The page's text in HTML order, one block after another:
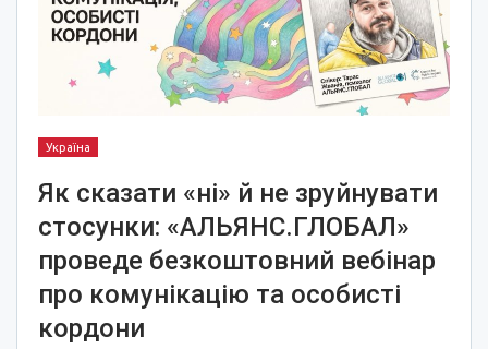
Україна
Як сказати «ні» й не зруйнувати
стосунки: «АЛЬЯНС.ГЛОБАЛ»
проведе безкоштовний вебінар
про комунікацію та особисті
кордони